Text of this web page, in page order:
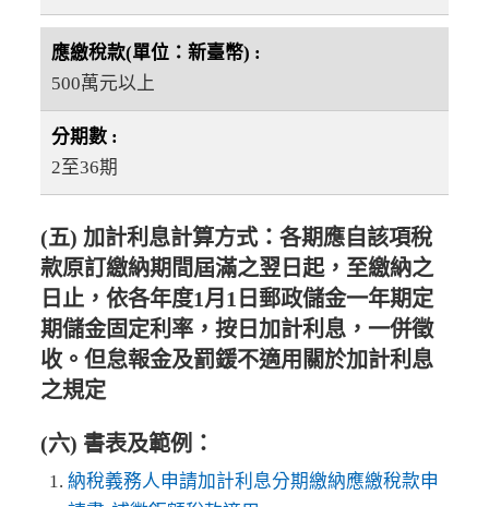
500萬元以上
2至36期
(五) 加計利息計算方式：各期應自該項稅
款原訂繳納期間屆滿之翌日起，至繳納之
日止，依各年度1月1日郵政儲金一年期定
期儲金固定利率，按日加計利息，一併徵
收。但怠報金及罰鍰不適用關於加計利息
之規定
(六) 書表及範例：
納稅義務人申請加計利息分期繳納應繳稅款申